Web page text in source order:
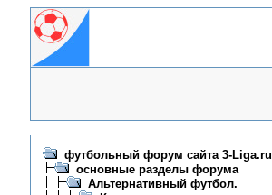
футбольный форум сайта 3-Liga.ru
основные разделы форума
Альтернативный футбол.